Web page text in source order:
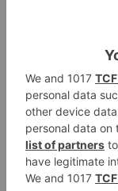
Evite tocarse